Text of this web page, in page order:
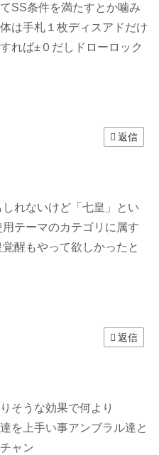
SS条件を満たすとか噛み
は手札１枚ディスアドだけ
れば±０だしドローロック
返信
れないけど「七皇」とい
テーマのカテゴリに属す
醒もやって欲しかったと
返信
そうな効果で何より
を上手い事アンブラル達と
ャン